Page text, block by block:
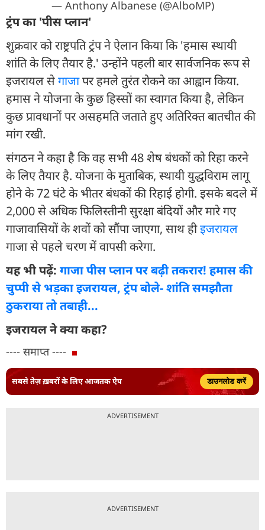
— Anthony Albanese (@AlboMP)
ट्रंप का 'पीस प्लान'
शुक्रवार को राष्ट्रपति ट्रंप ने ऐलान किया कि 'हमास स्थायी
शांति के लिए तैयार है.' उन्होंने पहली बार सार्वजनिक रूप से
इजरायल सेगाजापर हमले तुरंत रोकने का आह्वान किया.
हमास ने योजना के कुछ हिस्सों का स्वागत किया है, लेकिन
कुछ प्रावधानों पर असहमति जताते हुए अतिरिक्त बातचीत की
मांग रखी.
संगठन ने कहा है कि वह सभी 48 शेष बंधकों को रिहा करने
के लिए तैयार है. योजना के मुताबिक, स्थायी युद्धविराम लागू
होने के 72 घंटे के भीतर बंधकों की रिहाई होगी. इसके बदले में
2,000 से अधिक फिलिस्तीनी सुरक्षा बंदियों और मारे गए
गाजावासियों के शवों को सौंपा जाएगा, साथ हीइजरायल
गाजा से पहले चरण में वापसी करेगा.
यह भी पढ़ें: गाजा पीस प्लान पर बढ़ी तकरार! हमास की
चुप्पी से भड़का इजरायल, ट्रंप बोले- शांति समझौता
ठुकराया तो तबाही...
इजरायल ने क्या कहा?
---- समाप्त ----
सबसे तेज़ ख़बरों के लिए आजतक ऐप डाउनलोड करें
ADVERTISEMENT
ADVERTISEMENT